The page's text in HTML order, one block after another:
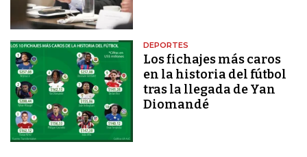
DEPORTES
Los fichajes más caros
en la historia del fútbol
tras la llegada de Yan
Diomandé